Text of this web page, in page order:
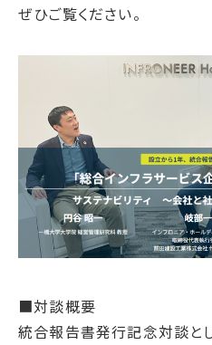
自然再興
水の安全保障
環境データ
社会
人権尊重
サプライチェーン・マ
労働慣行
人財戦略
社会データ
ぜひご覧ください。
■対談概要
統合報告書発行記念対談と